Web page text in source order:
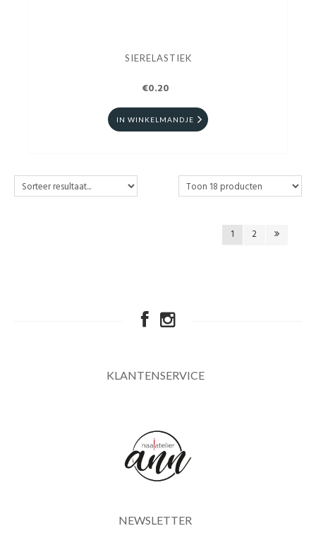
SIERELASTIEK
€0.20
IN WINKELMANDJE
1 2
KLANTENSERVICE
NEWSLETTER